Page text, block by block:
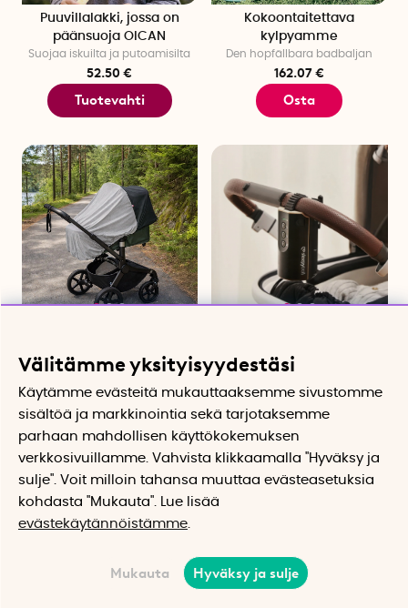
Puuvillalakki, jossa on
päänsuoja OICAN
Suojaa iskuilta ja putoamisilta
52.50 €
Tuotevahti
Kokoontaitettava
kylpyamme
Den hopfällbara badbaljan
162.07 €
Osta
Suojaa hyönteisiltä ja vähentää
haitallista UV-säteilyä
45.90 €
Osta
Sleepytroll
Keinuttaa vauvan uneen
Tuotevahti
19%
Välitämme yksityisyydestäsi
Käytämme evästeitä mukauttaaksemme sivustomme
sisältöä ja markkinointia sekä tarjotaksemme
parhaan mahdollisen käyttökokemuksen
verkkosivuillamme. Vahvista klikkaamalla "Hyväksy ja
sulje". Voit milloin tahansa muuttaa evästeasetuksia
kohdasta "Mukauta". Lue lisää
evästekäytännöistämme
Mukauta Hyväksy ja sulje